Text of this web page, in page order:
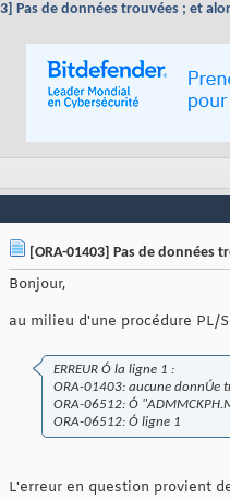
Pas de données trouvées ; et
[ORA-01403] Pas de données
Bonjour,
au milieu d'une procédure PL/
ERREUR Ó la ligne 1 :
ORA-01403: aucune donnÚe
ORA-06512: Ó
ORA-06512: Ó ligne 1
L'erreur en question provient